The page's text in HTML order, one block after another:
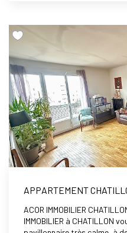
appartement ensoleillé,
vous attend! Possibilité
APPARTEMENT
ACOR IMMOBILIER
IMMOBILIER à CHATILLON